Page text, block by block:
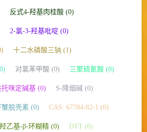
反式4-羟基肉桂酸 (0)
2-氯-3-羟基吡啶 (0)
十二水磷酸三钠 (1)
对氯苯甲酸 (0) 三聚硫氰酸 (0)
托咪定碱基 (0) S-降烟碱 (0)
蟹脱壳素 (0) CAS: 67784-82-1 (0)
羟乙基-β-环糊精 (0) DTT (0)